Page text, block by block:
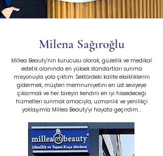
Milena Sağıroğlu
Millea Beauty’nin kurucusu olarak, güzellik ve medikal
estetik alanında en yüksek standartları sunma
misyonuyla yola çıktım. Sektördeki kalite eksikliklerini
gidermek, müşteri memnuniyetini en üst seviyeye
çıkarmak ve her bireyin kendini en iyi hissedeceği
hizmetleri sunmak amacıyla, uzmanlık ve yenilikçi
yaklaşımla Millea Beauty’yi hayata geçirdim...